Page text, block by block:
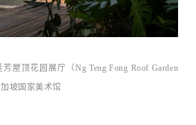
屋顶花园展厅（Ng Teng Fong Roof Garden
坡国家美术馆